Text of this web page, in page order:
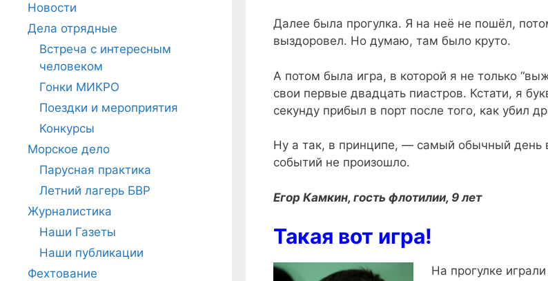
Далее была прогулка. Я на неё не пошёл,
выздоровел. Но думаю, там было круто.
А потом была игра, в которой я не только
свои первые двадцать пиастров. Кстати, я
секунду прибыл в порт после того, как убил
Ну а так, в принципе, — самый обычный день
событий не произошло.
Егор Камкин, гость флотилии, 9 лет
Такая вот игра!
На прогулке
Новости
Дела отрядные
Встреча с интересным
человеком
Гонки МИКРО
Поездки и мероприятия
Конкурсы
Морское дело
Парусная практика
Летний лагерь БВР
Журналистика
Наши Газеты
Наши публикации
Фехтование